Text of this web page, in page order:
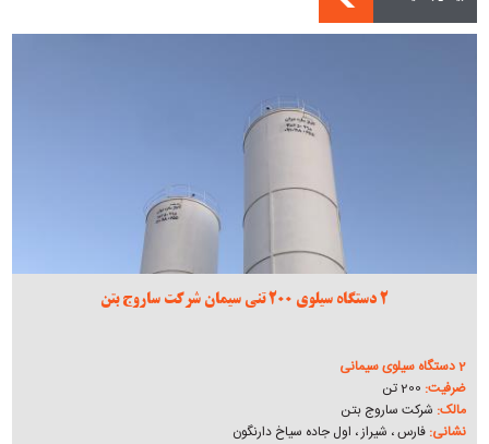
2 دستگاه سیلوی 200 تنی سیمان شرکت ساروج بتن
2 دستگاه سیلوی سیمانی
ضرفیت: 200 تن
مالک: شرکت ساروج بتن
نشانی:فارس ، شیراز ، اول جاده سیاخ دارنگون